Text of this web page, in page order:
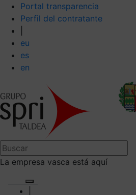
Portal transparencia
Perfil del contratante
eu
es
en
La empresa vasca está aquí